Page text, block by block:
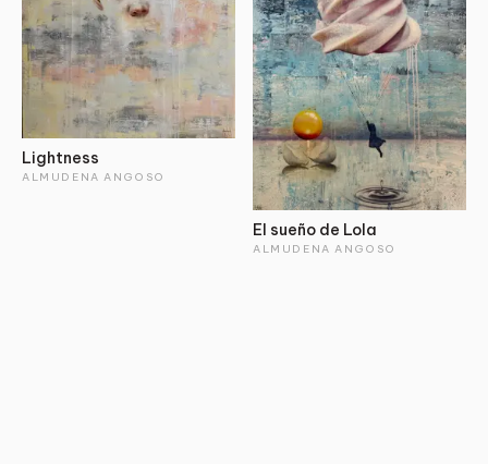
Lightness
ALMUDENA ANGOSO
El sueño de Lola
ALMUDENA ANGOSO